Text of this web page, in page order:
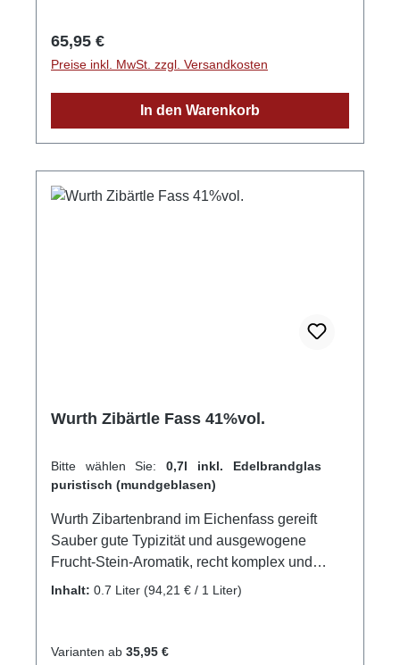
Regulärer Preis:
65,95 €
Preise inkl. MwSt. zzgl. Versandkosten
In den Warenkorb
Wurth Zibärtle Fass 41%vol.
Bitte wählen Sie: 0,7l inkl. Edelbrandglas
puristisch (mundgeblasen)
Wurth Zibartenbrand im Eichenfass gereift
Sauber gute Typizität und ausgewogene
Frucht-Stein-Aromatik, recht komplex und
harmonisch am Gaumen. GPSR-Informationen
Laubertsweg 6Postleitzahl: 77743E-Mail:
Inhalt: 0.7 Liter (94,21 € / 1 Liter)
Varianten ab 35,95 €